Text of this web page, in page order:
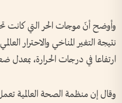
وأوضح أنّ موجات الحر التي كانت
نتيجة التغير المناخي والاحترار
ارتفاعا في درجات الحرارة، بمعدل
وقال إن منظمة الصحة العالمية